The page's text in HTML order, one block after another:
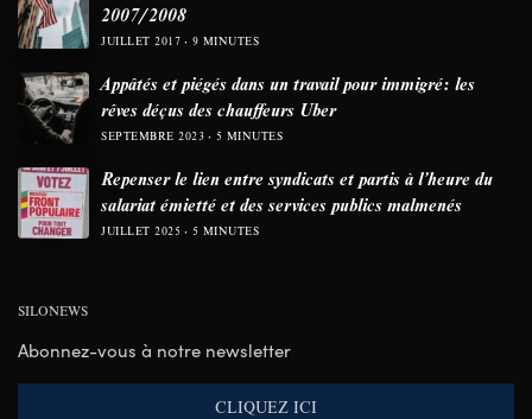
2007/2008
JUILLET 2017 9 MINUTES
Appâtés et piégés dans un travail pour immigré: les
rêves déçus des chauffeurs Uber
SEPTEMBRE 2023 5 MINUTES
Repenser le lien entre syndicats et partis à l’heure du
salariat émietté et des services publics malmenés
JUILLET 2025 5 MINUTES
SILONEWS
Abonnez-vous à notre newsletter
CLIQUEZ ICI